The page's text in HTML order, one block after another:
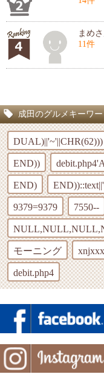
まめ
11件
成田のグルメキーワ
DUAL)||'~'||CHR(62)))
END))
END)
9379=9379 7550--
モーニング
debit.php4